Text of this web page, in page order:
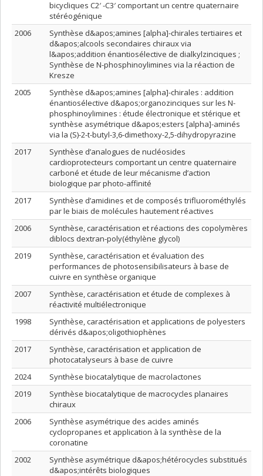
bicycliques C2′ -C3′ comportant un centre quaternaire
stéréogénique
2006
Synthèse d&apos;amines [alpha]-chirales tertiaires et
d&apos;alcools secondaires chiraux via
l&apos;addition énantiosélective de dialkylzinciques ;
Synthèse de N-phosphinoylimines via la réaction de
Kresze
2005
Synthèse d&apos;amines [alpha]-chirales : addition
énantiosélective d&apos;organozinciques sur les N-
phosphinoylimines : étude électronique et stérique et
synthèse asymétrique d&apos;esters [alpha]-aminés
via la (S)-2-t-butyl-3,6-dimethoxy-2,5-dihydropyrazine
2017
Synthèse d’analogues de nucléosides
cardioprotecteurs comportant un centre quaternaire
carboné et étude de leur mécanisme d’action
biologique par photo-affinité
2017
Synthèse d’amidines et de composés trifluorométhylés
par le biais de molécules hautement réactives
2006
Synthèse, caractérisation et réactions des copolymères
diblocs dextran-poly(éthylène glycol)
2019
Synthèse, caractérisation et évaluation des
performances de photosensibilisateurs à base de
cuivre en synthèse organique
2007
Synthèse, caractérisation et étude de complexes à
réactivité multiélectronique
1998
Synthèse, caractérisation et applications de polyesters
dérivés d&apos;oligothiophènes
2017
Synthèse, caractérisation et application de
photocatalyseurs à base de cuivre
2024
Synthèse biocatalytique de macrolactones
2019
Synthèse biocatalytique de macrocycles planaires
chiraux
2006
Synthèse asymétrique des acides aminés
cyclopropanes et application à la synthèse de la
coronatine
2002
Synthèse asymétrique d&apos;hétérocycles substitués
d&apos;intérêts biologiques